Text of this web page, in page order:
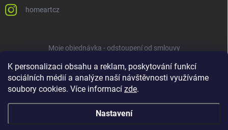
K personalizaci obsahu a reklam, poskytování funkcí
sociálních médií a analýze naší návštěvnosti využíváme
soubory cookies. Více informací zde.
Nastavení
homeartcz
Moje objednávka - odstoupení od smlouvy